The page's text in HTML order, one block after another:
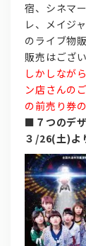
宿、シネマ
レ、メイジ
のライブ物
販売はござ
しかしなが
ン店さんの
の前売り券
■ ７つのデ
３/26(土)よ